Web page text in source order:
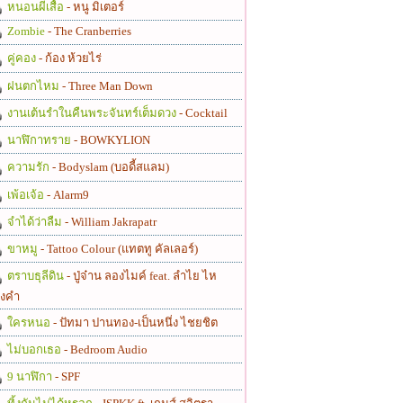
หนอนผีเสื้อ - หนู มิเตอร์
Zombie - The Cranberries
คู่คอง - ก้อง ห้วยไร่
ฝนตกไหม - Three Man Down
งานเต้นรำในคืนพระจันทร์เต็มดวง - Cocktail
นาฬิกาทราย - BOWKYLION
ความรัก - Bodyslam (บอดี้สแลม)
เพ้อเจ้อ - Alarm9
จำได้ว่าลืม - William Jakrapatr
ขาหมู - Tattoo Colour (แทตทู คัลเลอร์)
ตราบธุลีดิน - ปู่จ๋าน ลองไมค์ feat. ลำไย ไห
คำ
ใครหนอ - ปัทมา ปานทอง-เป็นหนึ่ง ไชยชิต
ไม่บอกเธอ - Bedroom Audio
9 นาฬิกา - SPF